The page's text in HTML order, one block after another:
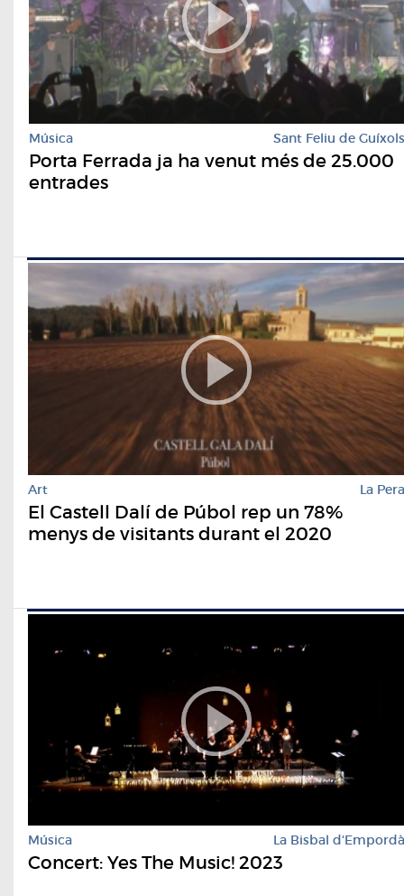
Música Sant Feliu de Guíxols
Porta Ferrada ja ha venut més de 25.000
entrades
Art La Pera
El Castell Dalí de Púbol rep un 78%
menys de visitants durant el 2020
Música La Bisbal d'Empordà
Concert: Yes The Music! 2023